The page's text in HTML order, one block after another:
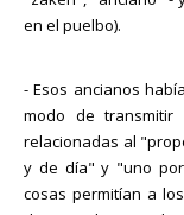
en el puelbo).
- Esos ancianos
modo de transmitir
relacionadas al
y de día" y "uno por
cosas permitían a